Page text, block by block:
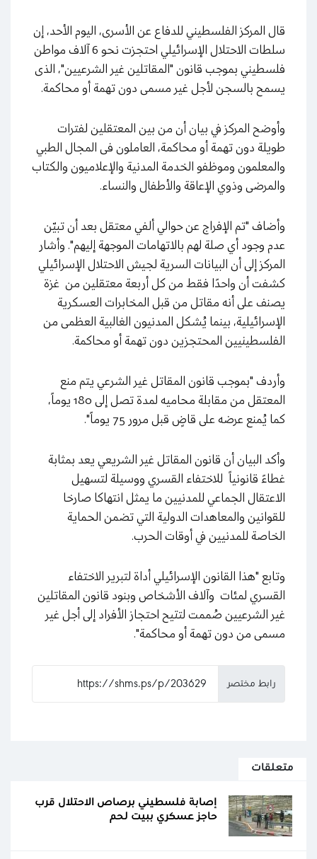
قال المركز الفلسطيني للدفاع عن الأسرى، اليوم الأحد، إن
سلطات الاحتلال الإسرائيلي احتجزت نحو 6 آلاف مواطن
فلسطيني بموجب قانون "المقاتلين غير الشرعيين"، الذى
يسمح بالسجن لأجل غير مسمى دون تهمة أو محاكمة.
وأوضح المركز في بيان أن من بين المعتقلين لفترات
طويلة دون تهمة أو محاكمة، العاملون فى المجال الطبي
والمعلمون وموظفو الخدمة المدنية والإعلاميون والكتاب
والمرضى وذوي الإعاقة والأطفال والنساء.
وأضاف "تم الإفراج عن حوالي ألفي معتقل بعد أن تبيّن
عدم وجود أي صلة لهم بالاتهامات الموجهة إليهم". وأشار
المركز إلى أن البيانات السرية لجيش الاحتلال الإسرائيلي
كشفت أن واحدًا فقط من كل أربعة معتقلين من غزة
يصنف على أنه مقاتل من قبل المخابرات العسكرية
الإسرائيلية، بينما يُشكل المدنيون الغالبية العظمى من
الفلسطينيين المحتجزين دون تهمة أو محاكمة.
وأردف "بموجب قانون المقاتل غير الشرعي يتم منع
المعتقل من مقابلة محاميه لمدة تصل إلى 180 يوماً،
كما يُمنع عرضه على قاضٍ قبل مرور 75 يوماً".
وأكد البيان أن قانون المقاتل غير الشريعي يعد بمثابة
غطاءً قانونياً للاختفاء القسري ووسيلة لتسهيل
الاعتقال الجماعي للمدنيين ما يمثل انتهاكا صارخا
للقوانين والمعاهدات الدولية التي تضمن الحماية
الخاصة للمدنيين في أوقات الحرب.
وتابع "هذا القانون الإسرائيلي أداة لتبرير الاختفاء
القسري لمئات وآلاف الأشخاص وبنود قانون المقاتلين
غير الشرعيين صُممت لتتيح احتجاز الأفراد إلى أجل غير
مسمى من دون تهمة أو محاكمة".
رابط مختصر
متعلقات
إصابة فلسطيني برصاص الاحتلال قرب
حاجز عسكري ببيت لحم